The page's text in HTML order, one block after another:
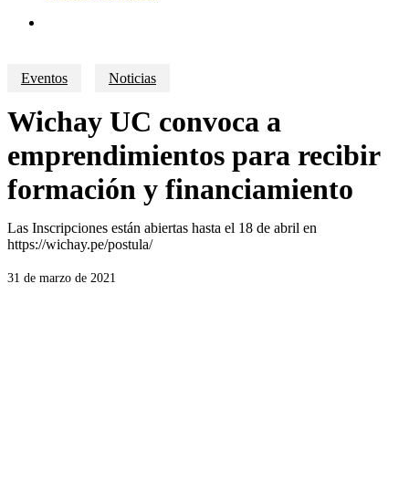
Eventos Noticias
Wichay UC convoca a
emprendimientos para recibir
formación y financiamiento
Las Inscripciones están abiertas hasta el 18 de abril en
https://wichay.pe/postula/
31 de marzo de 2021